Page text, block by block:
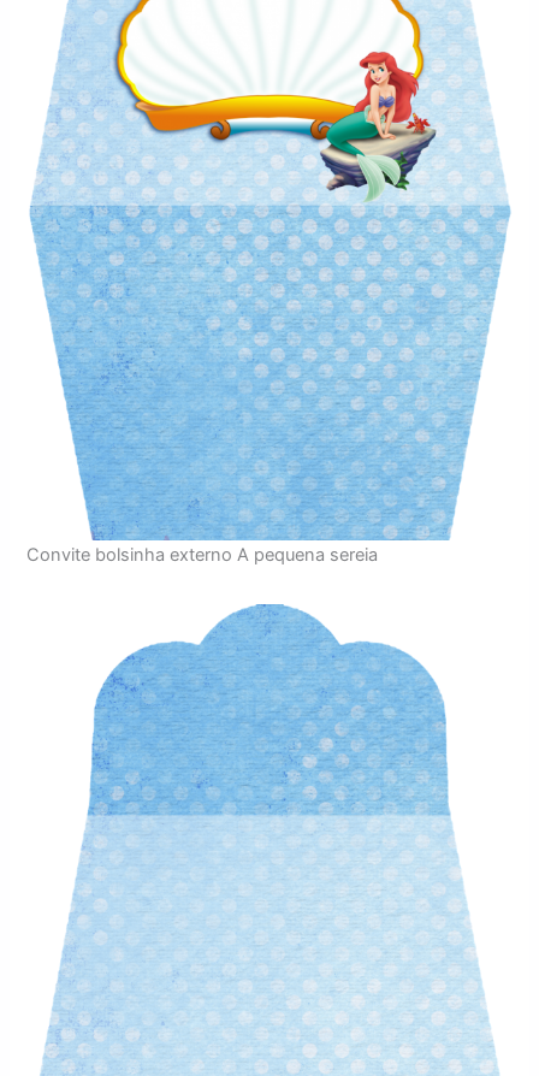
Convite bolsinha externo A pequena sereia